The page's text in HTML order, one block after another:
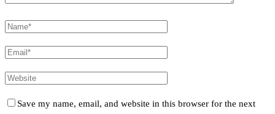
Save my name, email, and website in this browser for the next